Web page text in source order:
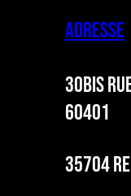
ADRESSE
30BIS
60401
35704